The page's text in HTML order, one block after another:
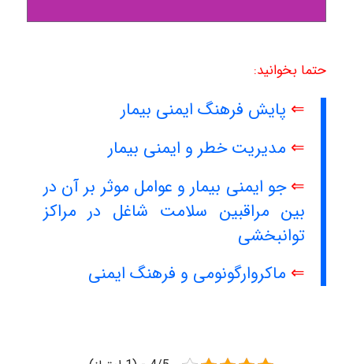
حتما بخوانید:
⇐ پایش فرهنگ ایمنی بیمار
⇐ مدیریت خطر و ایمنی بیمار
⇐جو ایمنی بیمار و عوامل موثر بر آن در
بین مراقبین سلامت شاغل در مراکز
توانبخشی
⇐ ماکروارگونومی و فرهنگ ایمنی